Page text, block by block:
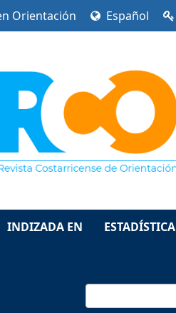
Orientación Español
INDIZADA EN ESTADÍSTICA